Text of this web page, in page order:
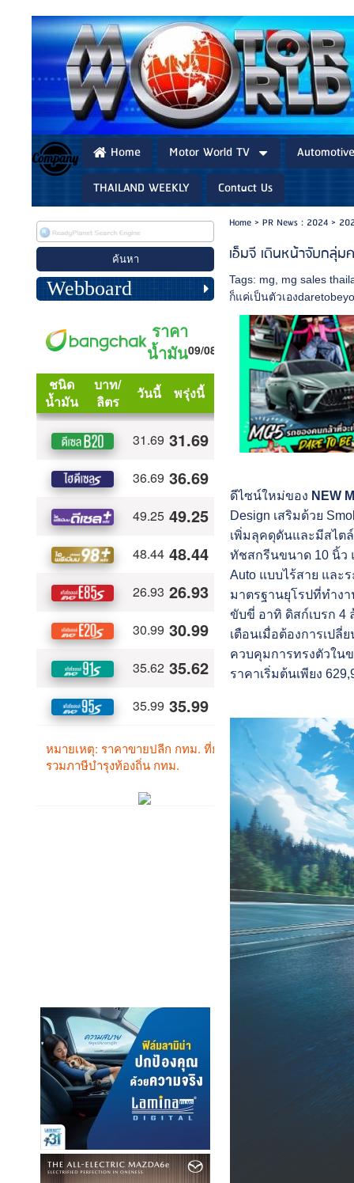
Home Motor World TV
THAILAND WEEKLY
Contact Us
Webboard
Home> PR News : 2024>
เอ็มจี เดินหน้าจับกลุ่ม
Tags: mg
mg sales
ก็แค่เป็นตัวเอง
ดีไซน์ใหม่ของ NEW
Design เสริมด้วย
เพิ่มลุคดุดันและมีสไต
ทัชสกรีนขนาด 10 นิ้ว
Auto แบบไร้สาย และ
มาตรฐานยุโรปที่ทำงา
ขับขี่ อาทิ ดิสก์เบรก 4
เตือนเมื่อต้องการเปลี่
ควบคุมการทรงตัวใน
ราคาเริ่มต้นเพียง